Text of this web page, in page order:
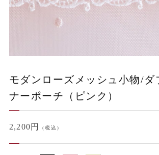
モダンローズメッシュ小物/ダ
ナーポーチ（ピンク）
2,200円 （税込）